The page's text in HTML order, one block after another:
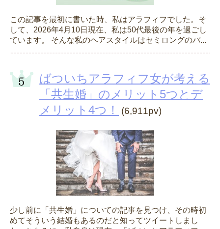
この記事を最初に書いた時、私はアラフィフでした。そ
して、2026年4月10日現在、私は50代最後の年を過ごし
ています。 そんな私のヘアスタイルはセミロングのパ...
ばついちアラフィフ女が考える
「共生婚」のメリット5つとデ
メリット4つ！
(6,911pv)
少し前に「共生婚」についての記事を見つけ、その時初
めてそういう結婚もあるのだと知ってツイートしまし